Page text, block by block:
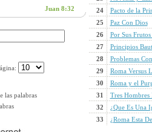
Juan 8:32
las palabras
24
Pacto de la
25
Paz Con Dios
26
Por Sus
27
Principios
28
Problemas
29
Roma Versus
30
Roma y el
31
Tres
32
¿Que Es Una
33
¿Roma Esta